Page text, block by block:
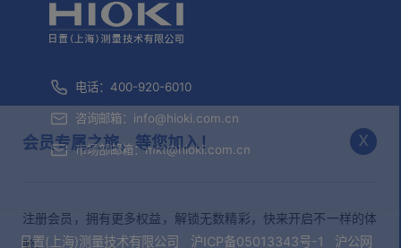
会员专属之旅，等您加入！ x
注册会员，拥有更多权益，解锁无数精彩，快来开启不一样的体
电话：400-920-6010
咨询邮箱： info@hioki.com.cn
市场部邮箱：mkt@hioki.com.cn
日置(上海)测量技术有限公司 沪ICP备05013343号-1 沪公网